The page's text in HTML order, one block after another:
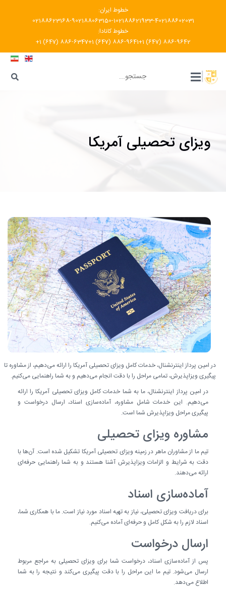
خطوط ایران:
02188623168-902188063150-102188621933-402188602031
خطوط کانادا:
+1 (647) 886-6347+1 (647) 886-9641+1 (647) 886-9642
|
ویزای تحصیلی آمریکا
در امین پرداز اینترنشنال، خدمات کامل ویزای تحصیلی آمریکا را ارائه می‌دهیم، از مشاوره تا
پیگیری ویزاپذیرش، تمامی مراحل را با دقت انجام می‌دهیم و به شما راهنمایی می‌کنیم.
در امین پرداز اینترنشنال، ما به شما خدمات کامل ویزای تحصیلی آمریکا را ارائه
می‌دهیم. این خدمات شامل مشاوره، آماده‌سازی اسناد، ارسال درخواست و
پیگیری مراحل ویزاپذیرش شما است.
مشاوره ویزای تحصیلی
تیم ما از مشاوران ماهر در زمینه ویزای تحصیلی آمریکا تشکیل شده است. آن‌ها با
دقت به شرایط و الزامات ویزاپذیرش آشنا هستند و به شما راهنمایی حرفه‌ای
ارائه می‌دهند.
آماده‌سازی اسناد
برای دریافت ویزای تحصیلی، نیاز به تهیه اسناد مورد نیاز است. ما با همکاری شما،
اسناد لازم را به شکل کامل و حرفه‌ای آماده می‌کنیم.
ارسال درخواست
پس از آماده‌سازی اسناد، درخواست شما برای ویزای تحصیلی به مراجع مربوط
ارسال می‌شود. تیم ما این مراحل را با دقت پیگیری می‌کند و نتیجه را به شما
اطلاع می‌دهد.